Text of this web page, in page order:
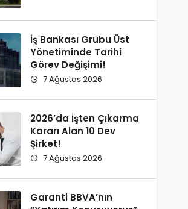
İş Bankası Grubu Üst
Yönetiminde Tarihi
Görev Değişimi!
7 Ağustos 2026
2026’da İşten Çıkarma
Kararı Alan 10 Dev
Şirket!
7 Ağustos 2026
Garanti BBVA’nın